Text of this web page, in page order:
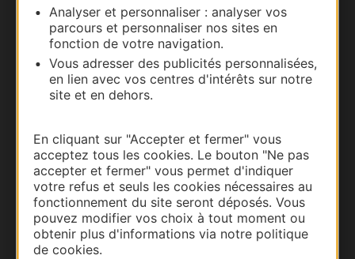
Analyser et personnaliser : analyser vos
parcours et personnaliser nos sites en
fonction de votre navigation.
Vous adresser des publicités personnalisées,
en lien avec vos centres d'intérêts sur notre
site et en dehors.
En cliquant sur "Accepter et fermer" vous
acceptez tous les cookies. Le bouton "Ne pas
accepter et fermer" vous permet d'indiquer
votre refus et seuls les cookies nécessaires au
fonctionnement du site seront déposés. Vous
pouvez modifier vos choix à tout moment ou
obtenir plus d'informations via notre politique
de cookies.
Nous contacter
Carte interactive